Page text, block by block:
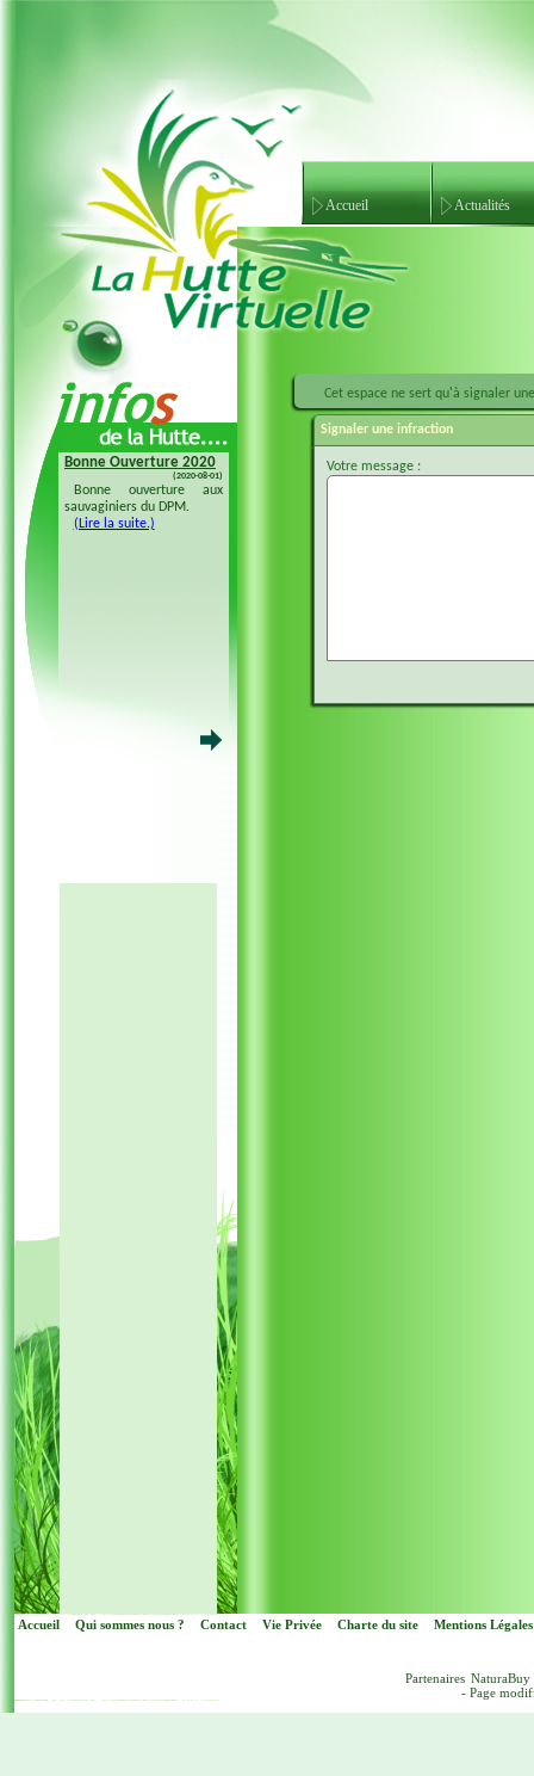
Accueil Actualités
Bonne Ouverture 2020
(2020-08-01)
Bonne ouverture aux
sauvaginiers du DPM.
(Lire la suite.)
Bonne Ouverture 2018
(2018-08-04)
Cet espace ne sert qu'à signaler
Signaler une infraction
Votre message :
Accueil Qui sommes nous ? Contact Vie Privée Charte du site Mentions Légales
Partenaires NaturaBuy
- Page